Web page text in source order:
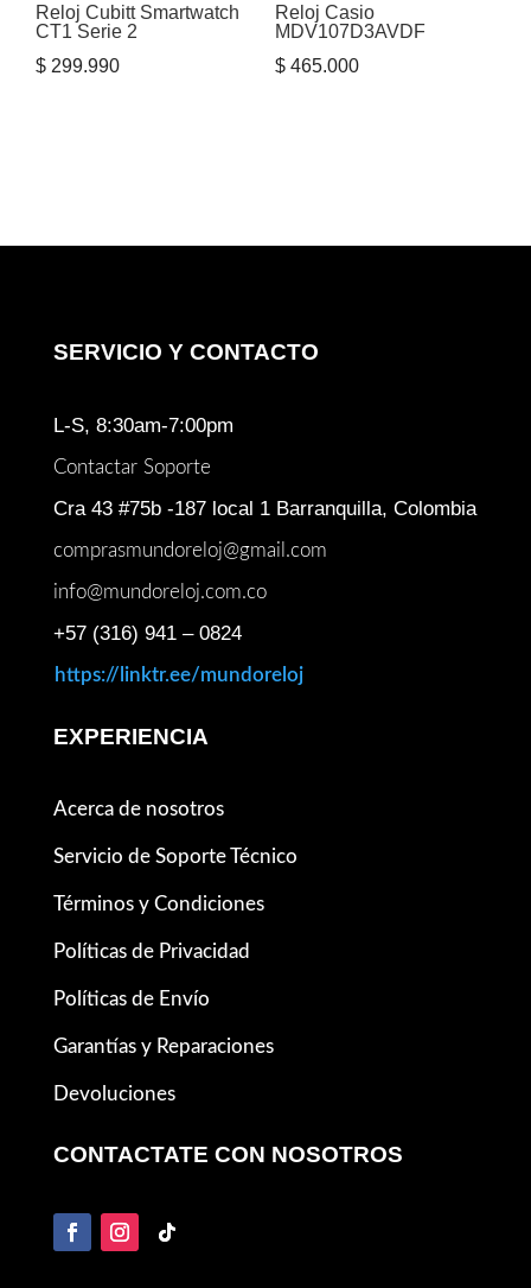
Reloj Cubitt Smartwatch
CT1 Serie 2
$ 299.990
Reloj Casio
MDV107D3AVDF
$465.000
SERVICIO Y CONTACTO
L-S, 8:30am-7:00pm
Contactar Soporte
Cra 43 #75b -187 local 1 Barranquilla, Colombia
comprasmundoreloj@gmail.com
info@mundoreloj.com.co
+57 (316) 941 – 0824
https://linktr.ee/mundoreloj
EXPERIENCIA
Acerca de nosotros
Servicio de Soporte Técnico
Términos y Condiciones
Políticas de Privacidad
Políticas de Envío
Garantías y Reparaciones
Devoluciones
CONTACTATE CON NOSOTROS